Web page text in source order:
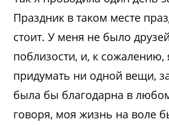
Праздник в таком месте
стоит. У меня не было
поблизости, и, к сожалению,
придумать ни одной вещи,
была бы благодарна в
говоря, моя жизнь на воле